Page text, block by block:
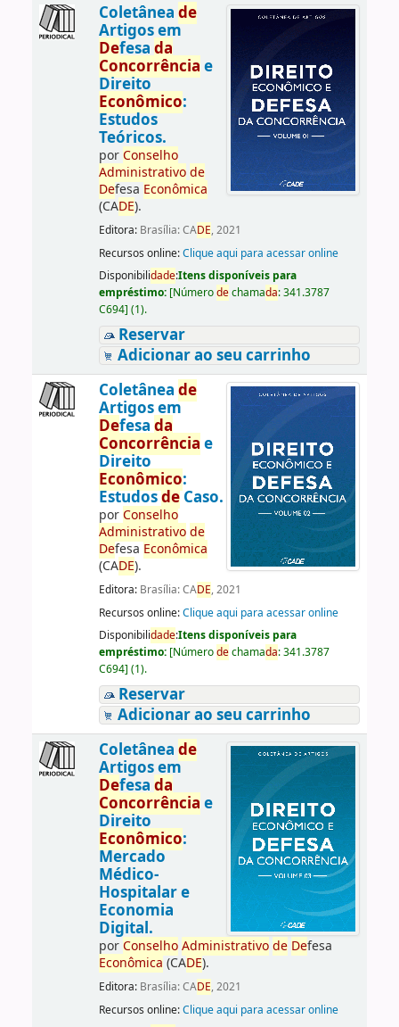
Coletânea de
Artigos em
Defesa da
Concorrência e
Direito
Econômico:
Estudos
Teóricos.
porConselho
Administrativo de
Defesa Econômica
(CADE).
Editora: Brasília: CADE, 2021
Recursos online:Clique aqui para acessar online
Disponibilidade:Itens disponíveis para
empréstimo: [Númerodechamada:341.3787
C694] (1).
Reservar
Adicionar ao seu carrinho
Coletânea de
Artigos em
Defesa da
Concorrência e
Direito
Econômico:
EstudosdeCaso.
porConselho
Administrativo de
Defesa Econômica
(CADE).
Editora: Brasília: CADE, 2021
Recursos online:Clique aqui para acessar online
Disponibilidade:Itens disponíveis para
empréstimo: [Númerodechamada:341.3787
C694] (1).
Reservar
Adicionar ao seu carrinho
Coletânea de
Artigos em
Defesa da
Concorrência e
Direito
Econômico:
Mercado
Médico-
Hospitalar e
Economia
Digital.
porConselho Administrativo de Defesa
Econômica (CADE).
Editora: Brasília: CADE, 2021
Recursos online:Clique aqui para acessar online